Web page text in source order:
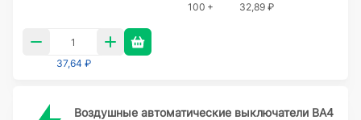
100 +
32,89 ₽
37,64 ₽
Воздушные автоматические выключатели ВА4